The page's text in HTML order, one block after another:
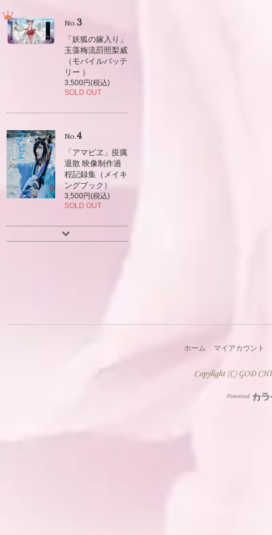
No.3
「妖狐の嫁入り」
玉藻梅流罰照梨威
（モバイルバッテ
リー ）
3,500円(税込)
SOLD OUT
No.4
「アマビヱ」疫癘
退散 映像制作過
程記録集（メイキ
ングブック）
3,500円(税込)
SOLD OUT
ホーム マイアカウント
Powered